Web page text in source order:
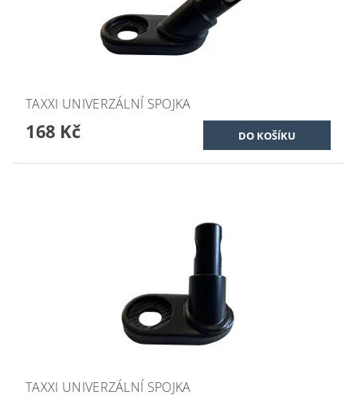
TAXXI UNIVERZÁLNÍ SPOJKA
168 Kč
TAXXI UNIVERZÁLNÍ SPOJKA